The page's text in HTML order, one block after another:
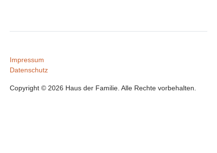
Impressum
Datenschutz
Copyright © 2026 Haus der Familie. Alle Rechte vorbehalten.